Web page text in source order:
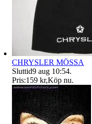
CHRYSLER MÖSSA
Sluttid9 aug 10:54.
Pris:159 kr,Köp nu.